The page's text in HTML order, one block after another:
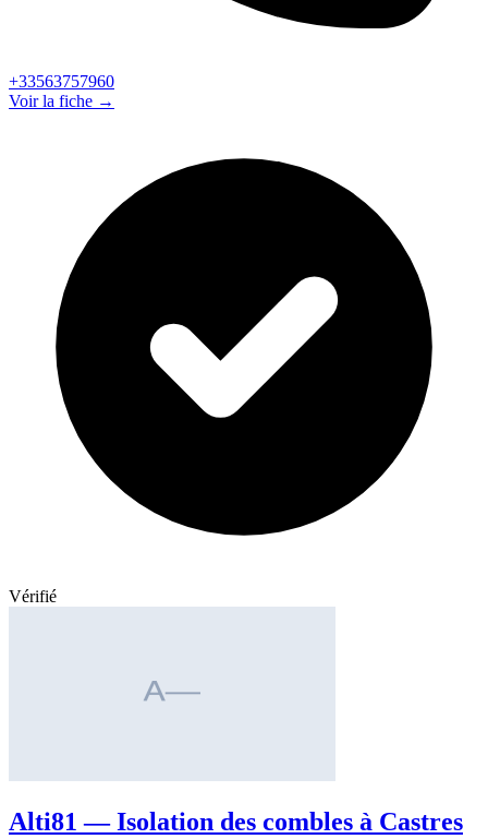
+33563757960
Voir la fiche →
Vérifié
Alti81 — Isolation des combles à Castres